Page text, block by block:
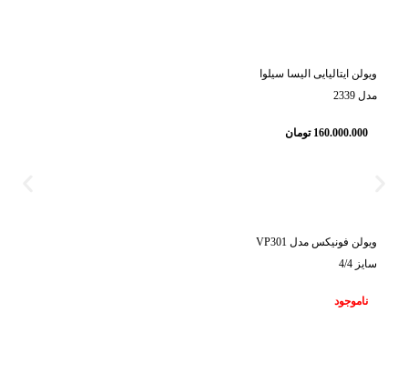
ویولن ایتالیایی الیسا سیلوا
مدل 2339
160.000.000 تومان
ویولن فونیکس مدل VP301
سایز 4/4
ناموجود